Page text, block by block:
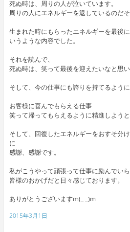
死ぬ時は、周りの人が泣いています。
周りの人にエネルギーを返しているのだそ
生まれた時にもらったエネルギーを最後
いうような内容でした。
それを読んで、
死ぬ時は、笑って最後を迎えたいなと思い
そして、今の仕事にも誇りを持てるように
お客様に喜んでもらえる仕事
笑って帰ってもらえるように精進しようと
そして、回復したエネルギーをおすそ分
に
感謝、感謝です。
私がこうやって頑張って仕事に励んでい
皆様のおかげだと日々感じております。
ありがとうございますm(_ _)m
2015年3月1日